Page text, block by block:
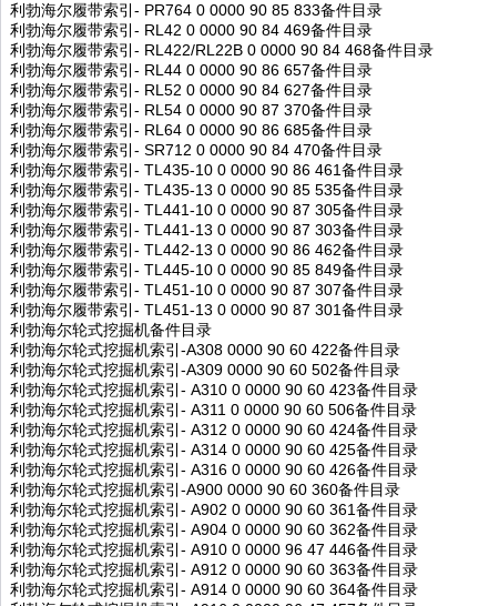
利勃海尔履带索引- PR764 0 0000 90 85 833备件目录
利勃海尔履带索引- RL42 0 0000 90 84 469备件目录
利勃海尔履带索引- RL422/RL22B 0 0000 90 84 468备件目录
利勃海尔履带索引- RL44 0 0000 90 86 657备件目录
利勃海尔履带索引- RL52 0 0000 90 84 627备件目录
利勃海尔履带索引- RL54 0 0000 90 87 370备件目录
利勃海尔履带索引- RL64 0 0000 90 86 685备件目录
利勃海尔履带索引- SR712 0 0000 90 84 470备件目录
利勃海尔履带索引- TL435-10 0 0000 90 86 461备件目录
利勃海尔履带索引- TL435-13 0 0000 90 85 535备件目录
利勃海尔履带索引- TL441-10 0 0000 90 87 305备件目录
利勃海尔履带索引- TL441-13 0 0000 90 87 303备件目录
利勃海尔履带索引- TL442-13 0 0000 90 86 462备件目录
利勃海尔履带索引- TL445-10 0 0000 90 85 849备件目录
利勃海尔履带索引- TL451-10 0 0000 90 87 307备件目录
利勃海尔履带索引- TL451-13 0 0000 90 87 301备件目录
利勃海尔轮式挖掘机备件目录
利勃海尔轮式挖掘机索引-A308 0000 90 60 422备件目录
利勃海尔轮式挖掘机索引-A309 0000 90 60 502备件目录
利勃海尔轮式挖掘机索引- A310 0 0000 90 60 423备件目录
利勃海尔轮式挖掘机索引- A311 0 0000 90 60 506备件目录
利勃海尔轮式挖掘机索引- A312 0 0000 90 60 424备件目录
利勃海尔轮式挖掘机索引- A314 0 0000 90 60 425备件目录
利勃海尔轮式挖掘机索引- A316 0 0000 90 60 426备件目录
利勃海尔轮式挖掘机索引-A900 0000 90 60 360备件目录
利勃海尔轮式挖掘机索引- A902 0 0000 90 60 361备件目录
利勃海尔轮式挖掘机索引- A904 0 0000 90 60 362备件目录
利勃海尔轮式挖掘机索引- A910 0 0000 96 47 446备件目录
利勃海尔轮式挖掘机索引- A912 0 0000 90 60 363备件目录
利勃海尔轮式挖掘机索引- A914 0 0000 90 60 364备件目录